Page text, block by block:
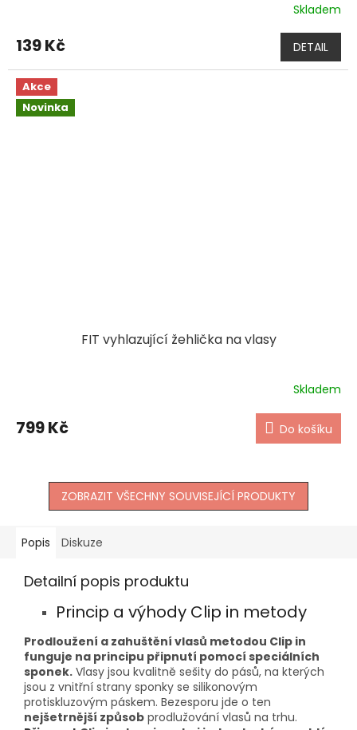
Skladem
139 Kč DETAIL
Akce
Novinka
FIT vyhlazující žehlička na vlasy
Skladem
799 Kč Do košíku
ZOBRAZIT VŠECHNY SOUVISEJÍCÍ PRODUKTY
Popis Diskuze
Detailní popis produktu
Princip a výhody Clip in metody
Prodloužení a zahuštění vlasů metodou Clip in
funguje na principu připnutí pomocí speciálních
sponek. Vlasy jsou kvalitně sešity do pásů, na kterých
jsou z vnitřní strany sponky se silikonovým
protiskluzovým páskem. Bezesporu jde o ten
nejšetrnější způsob prodlužování vlasů na trhu.